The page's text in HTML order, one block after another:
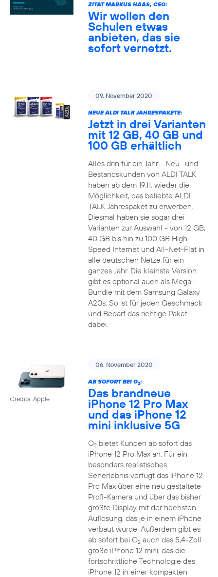
ZITAT MARKUS HAAS, CEO:
Wir wollen den
Schulen etwas
anbieten, das sie
sofort vernetzt.
09. November 2020
NEUE ALDI TALK JAHRESPAKETE:
Jetzt in drei Varianten
mit 12 GB, 40 GB und
100 GB erhältlich
Alles drin für ein Jahr - Neu- und
Bestandskunden von ALDI TALK
haben ab dem 19.11. wieder die
Möglichkeit, das beliebte ALDI
TALK Jahrespaket zu erwerben.
Diesmal haben sie sogar drei
Varianten zur Auswahl - von 12 GB,
40 GB bis hin zu 100 GB High-
Speed Internet und All-Net-Flat in
alle deutschen Netze für ein
ganzes Jahr. Die kleinste Version
gibt es optional auch als Mega-
Bundle mit dem Samsung Galaxy
A20s. So ist für jeden Geschmack
und Bedarf das richtige Paket
dabei.
Credits: Apple
06. November 2020
AB SOFORT BEI O2:
Das brandneue
iPhone 12 Pro Max
und das iPhone 12
mini inklusive 5G
O2bietet Kunden ab sofort das
iPhone 12 Pro Max an. Für ein
besonders realistisches
Seherlebnis verfügt das iPhone 12
Pro Max über eine neu gestaltete
Profi-Kamera und über das bisher
größte Display mit der höchsten
Auflösung, das je in einem iPhone
verbaut wurde. Außerdem gibt es
ab sofort bei O2auch das 5,4-Zoll
große iPhone 12 mini, das die
fortschrittliche Technologie des
iPhone 12 in einer kompakten